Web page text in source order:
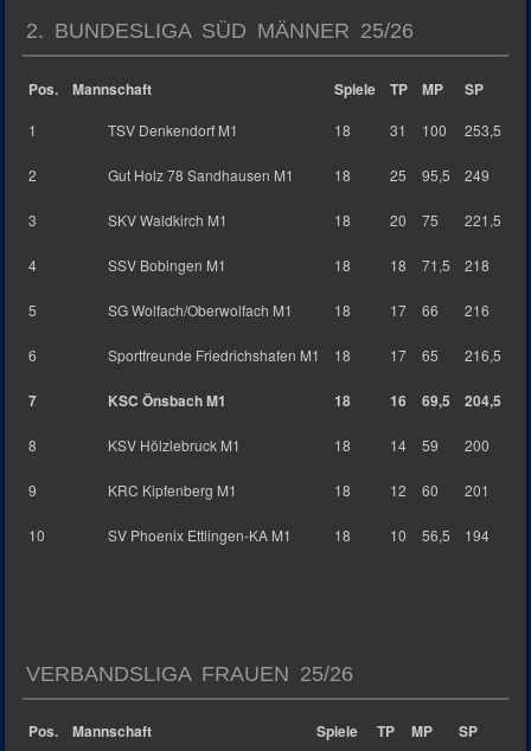
2. BUNDESLIGA SÜD MÄNNER 25/26
Pos. Mannschaft Spiele TP MP SP
1 TSV Denkendorf M1 18 31 100 253,5
2 Gut Holz 78 Sandhausen M1 18 25 95,5 249
3 SKV Waldkirch M1 18 20 75 221,5
4 SSV Bobingen M1 18 18 71,5 218
5 SG Wolfach/Oberwolfach M1 18 17 66 216
6 Sportfreunde Friedrichshafen M1 18 17 65 216,5
7 KSC Önsbach M1 18 16 69,5 204,5
8 KSV Hölzlebruck M1 18 14 59 200
9 KRC Kipfenberg M1 18 12 60 201
10 SV Phoenix Ettlingen-KA M1 18 10 56,5 194
VERBANDSLIGA FRAUEN 25/26
Pos. Mannschaft Spiele TP MP SP